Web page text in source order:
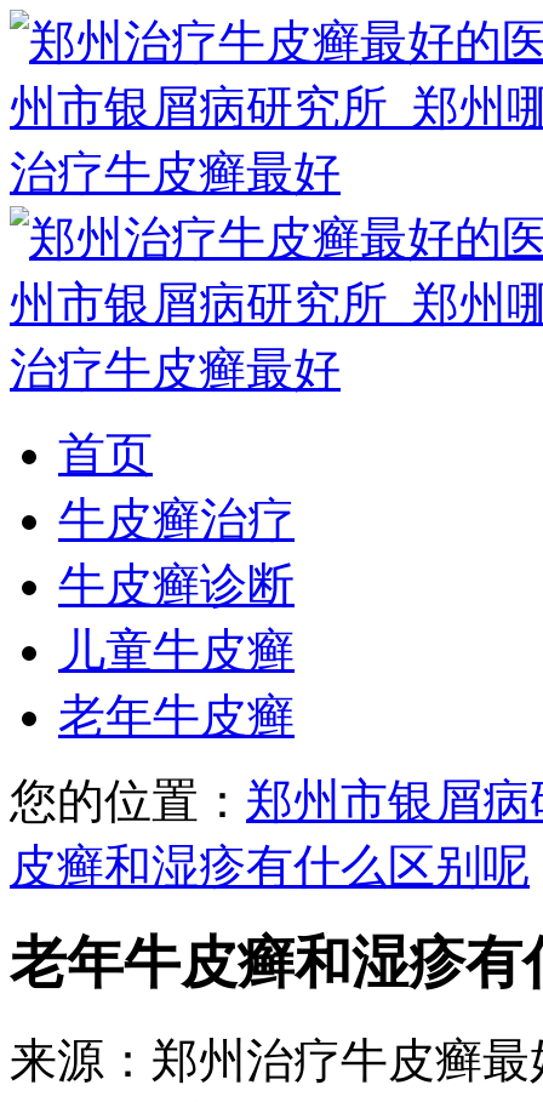
首页
牛皮癣治疗
牛皮癣诊断
儿童牛皮癣
老年牛皮癣
您的位置： 郑州市银屑病
皮癣和湿疹有什么区别呢
老年牛皮癣和湿疹有
来源：郑州治疗牛皮癣